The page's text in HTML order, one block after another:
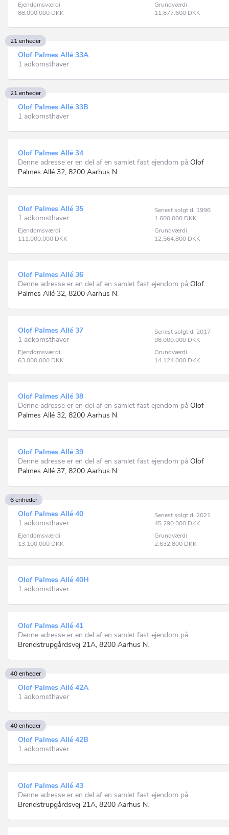
Ejendomsværdi
88.000.000 DKK
Grundværdi
11.877.600 DKK
21 enheder
Olof Palmes Allé 33A
1 adkomsthaver
21 enheder
Olof Palmes Allé 33B
1 adkomsthaver
Olof Palmes Allé 34
Denne adresse er en del af en samlet fast ejendom på Olof
Palmes Allé 32, 8200 Aarhus N.
Olof Palmes Allé 35
1 adkomsthaver
Senest solgt d. 1996
1.600.000 DKK
Ejendomsværdi
111.000.000 DKK
Grundværdi
12.564.800 DKK
Olof Palmes Allé 36
Denne adresse er en del af en samlet fast ejendom på Olof
Palmes Allé 32, 8200 Aarhus N.
Olof Palmes Allé 37
1 adkomsthaver
Senest solgt d. 2017
98.000.000 DKK
Ejendomsværdi
63.000.000 DKK
Grundværdi
14.124.000 DKK
Olof Palmes Allé 38
Denne adresse er en del af en samlet fast ejendom på Olof
Palmes Allé 32, 8200 Aarhus N.
Olof Palmes Allé 39
Denne adresse er en del af en samlet fast ejendom på Olof
Palmes Allé 37, 8200 Aarhus N.
6 enheder
Olof Palmes Allé 40
1 adkomsthaver
Senest solgt d. 2021
45.290.000 DKK
Ejendomsværdi
13.100.000 DKK
Grundværdi
2.632.800 DKK
Olof Palmes Allé 40H
1 adkomsthaver
Olof Palmes Allé 41
Denne adresse er en del af en samlet fast ejendom på
Brendstrupgårdsvej 21A, 8200 Aarhus N.
40 enheder
Olof Palmes Allé 42A
1 adkomsthaver
40 enheder
Olof Palmes Allé 42B
1 adkomsthaver
Olof Palmes Allé 43
Denne adresse er en del af en samlet fast ejendom på
Brendstrupgårdsvej 21A, 8200 Aarhus N.